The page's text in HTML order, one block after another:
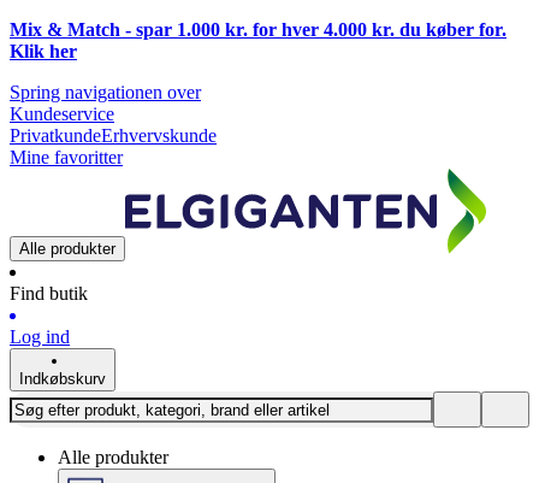
Mix & Match - spar 1.000 kr. for hver 4.000 kr. du køber for.
Klik her
Spring navigationen over
Kundeservice
PrivatkundeErhvervskunde
Mine favoritter
Alle produkter
Find butik
Log ind
Indkøbskurv
Alle produkter